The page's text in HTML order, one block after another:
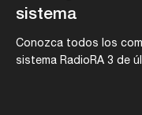
sistema
Conozca todos los
sistema RadioRA 3 de